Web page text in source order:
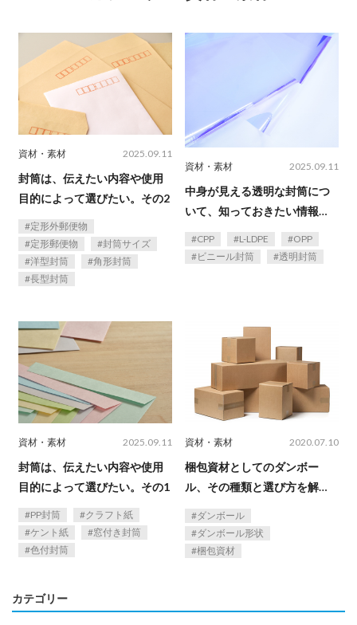
資材・素材 2025.09.11
封筒は、伝えたい内容や使用
目的によって選びたい。その2
定形外郵便物
定形郵便物
封筒サイズ
洋型封筒
角形封筒
長型封筒
資材・素材 2025.09.11
中身が見える透明な封筒につ
いて、知っておきたい情報を
CPP L-LDPE
OPP
ビニール封筒
透明封筒
資材・素材 2025.09.11
封筒は、伝えたい内容や使用
目的によって選びたい。その1
PP封筒
クラフト紙
ケント紙
窓付き封筒
色付封筒
資材・素材 2020.07.10
梱包資材としてのダンボー
ル、その種類と選び方を解説
ダンボール
ダンボール形状
梱包資材
カテゴリー